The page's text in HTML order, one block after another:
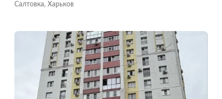
Салтовка, Харьков